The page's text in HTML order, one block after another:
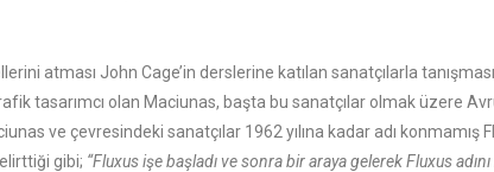
atması John Cage’in derslerine katılan sanatçılarla
tasarımcı olan Maciunas, başta bu sanatçılar olmak üzere
ve çevresindeki sanatçılar 1962 yılına kadar adı konmamış
gibi; “Fluxus işe başladı ve sonra bir araya gelerek Fluxus